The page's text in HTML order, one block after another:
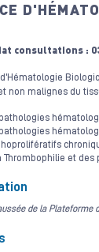
consultations : 03
d’Hématologie
non malignes du
Thrombophilie et des
de la Plateforme